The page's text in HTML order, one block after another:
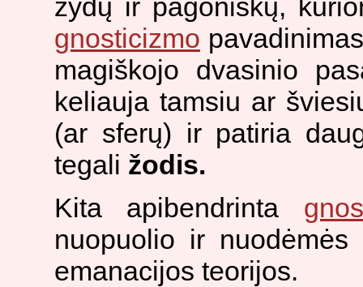
žydų ir pagoniškų,
gnosticizmo
magiškojo dvasinio
keliauja tamsiu ar
(ar sferų) ir patiria
tegali žodis.
Kita apibendrinta
nuopuolio ir
emanacijos teorijos.